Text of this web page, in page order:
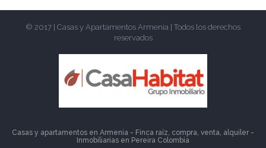
© 2017 | Casas y Apartamentos Armenia | Todos los derechos
reservados
Casas y apartamentos en Armenia - Finca raíz, compra, venta, alquiler -
Inmobiliarias en Pereira Colombia